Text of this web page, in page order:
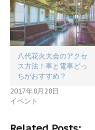
八代花火大会のアクセ
ス方法！車と電車どっ
ちがおすすめ？
2017年8月28日
イベント